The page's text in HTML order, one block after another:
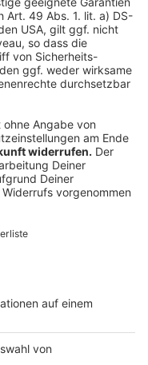
eines
kann
Sie der
um dieses
FAST BOY)